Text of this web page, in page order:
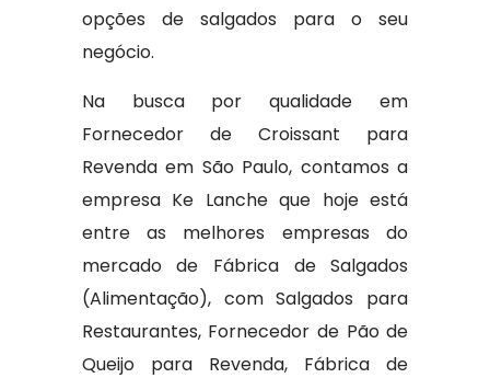
opções de salgados para o seu
negócio.
Na busca por qualidade em
Fornecedor de Croissant para
Revenda em São Paulo, contamos a
empresa Ke Lanche que hoje está
entre as melhores empresas do
mercado de Fábrica de Salgados
(Alimentação), com Salgados para
Restaurantes, Fornecedor de Pão de
Queijo para Revenda, Fábrica de